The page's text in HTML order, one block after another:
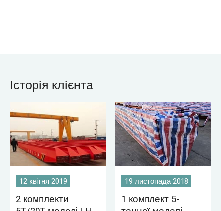
тощо. Мостові
крани є загальною
промислових
робочих місць, які
обслуговують різні
види підйому.
текстильної
промисловості,
майстерні харчової
промисловості.
Історія клієнта
12 квітня 2019
2 комплекти
19 листопада 2018
1 комплект 5-